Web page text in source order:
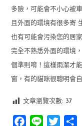
多險，可能會不小心被
且外面的環境有很多寄
也有可能會污染您的居
完全不熟悉外面的環境
個準則唷！這樣雨潔才
窗，有的貓咪很聰明會
文章瀏覽次數: 37
Facebook
Line Twitter